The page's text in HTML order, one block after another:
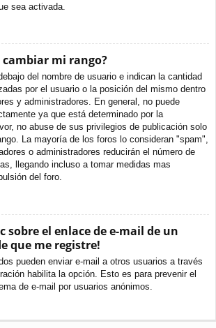
sea activada.
cambiar mi rango?
del nombre de usuario e indican la cantidad
por el usuario o la posición del mismo dentro
y administradores. En general, no puede
ya que está determinado por la
no abuse de sus privilegios de publicación solo
La mayoría de los foros lo consideran "spam",
o administradores reducirán el número de
llegando incluso a tomar medidas mas
del foro.
sobre el enlace de e-mail de un
que me registre!
pueden enviar e-mail a otros usuarios a través
habilita la opción. Esto es para prevenir el
de e-mail por usuarios anónimos.